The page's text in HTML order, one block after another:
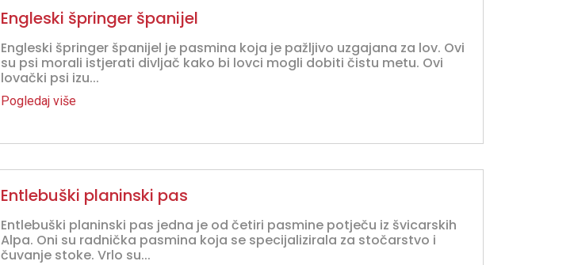
Engleski špringer španijel
Engleski špringer španijel je pasmina koja je pažljivo uzgajana za lov. Ovi
su psi morali istjerati divljač kako bi lovci mogli dobiti čistu metu. Ovi
lovački psi izu...
Pogledaj više
Entlebuški planinski pas
Entlebuški planinski pas jedna je od četiri pasmine potječu iz švicarskih
Alpa. Oni su radnička pasmina koja se specijalizirala za stočarstvo i
čuvanje stoke. Vrlo su...